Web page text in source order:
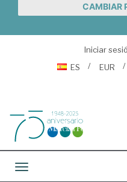
CAMBIAR
Iniciar
ES
EUR
Toggle navigation